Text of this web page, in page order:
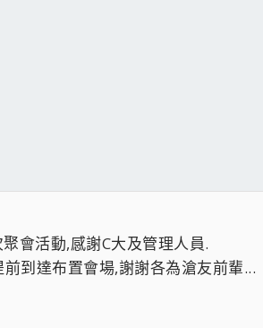
會活動,感謝C大及管理人員.
到達布置會場,謝謝各為滄友前輩...